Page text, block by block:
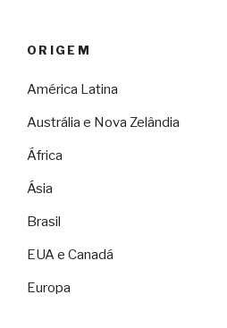
ORIGEM
América Latina
Austrália e Nova Zelândia
África
Ásia
Brasil
EUA e Canadá
Europa